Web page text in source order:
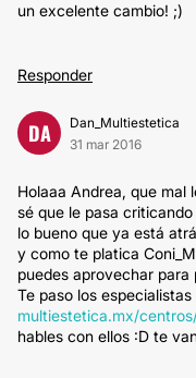
un excelente cambio! ;)
Responder
DA
Dan_Multiestetica
31 mar 2016
Holaaa Andrea, que mal
sé que le pasa
lo bueno que ya está
y como te platica
puedes aprovechar
Te paso los
multiestetica.mx/
hables con ellos :D te